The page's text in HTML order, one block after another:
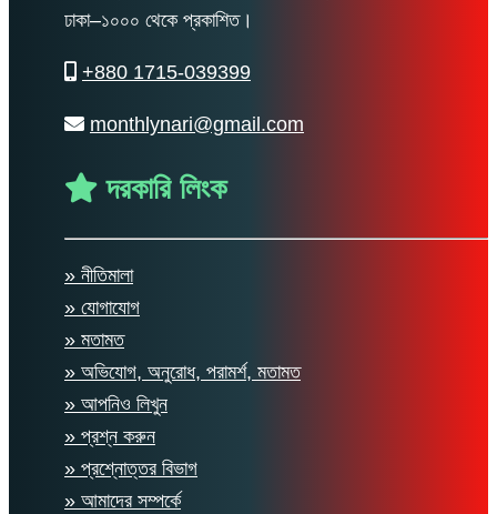
ঢাকা–১০০০ থেকে প্রকাশিত।
+880 1715-039399
monthlynari@gmail.com
দরকারি লিংক
» নীতিমালা
» যোগাযোগ
» মতামত
» অভিযোগ, অনুরোধ, পরামর্শ, মতামত
» আপনিও লিখুন
» প্রশ্ন করুন
» প্রশ্নোত্তর বিভাগ
» আমাদের সম্পর্কে